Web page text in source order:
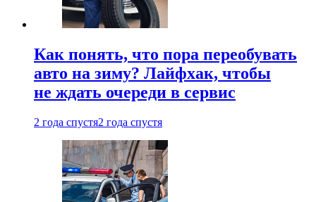
Как понять, что пора переобувать
авто на зиму? Лайфхак, чтобы
не ждать очереди в сервис
2 года спустя2 года спустя